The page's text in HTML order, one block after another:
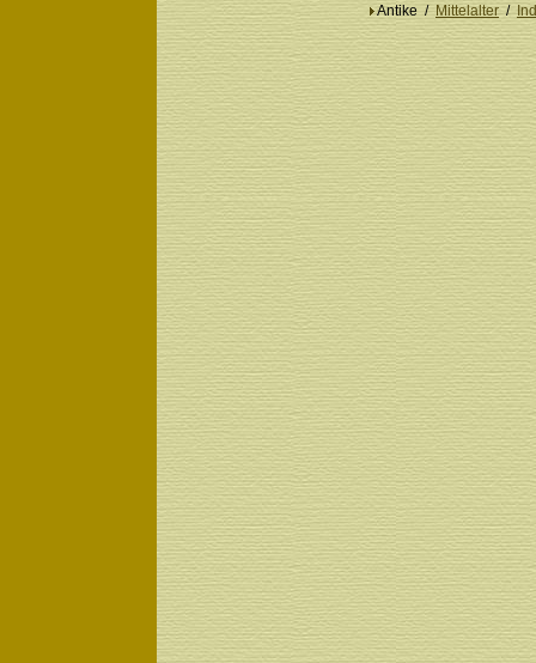
Antike / Mittelalter/